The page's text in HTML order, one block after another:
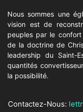
Nous sommes une
vision est de
peuples par le
de la doctrine de
leadership du Saint-
quantités
la possibilité.
Contactez-Nous: